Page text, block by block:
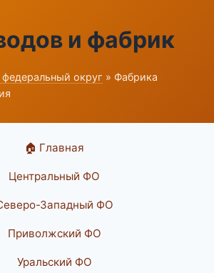
и фабрик
округ » Фабрика
🏠 Главная
Центральный ФО
Западный ФО
Приволжский ФО
Уральский ФО